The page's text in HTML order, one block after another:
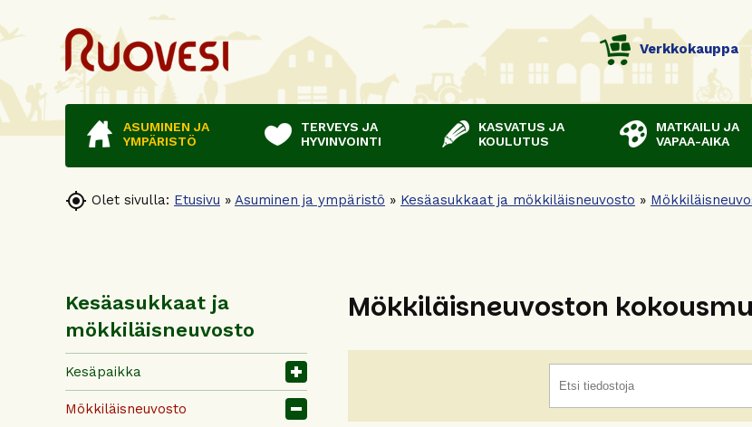
Verkkokauppa
ASUMINEN JA
YMPÄRISTÖ
TERVEYS JA
HYVINVOINTI
KASVATUS JA
KOULUTUS
MATKAILU JA
VAPAA-AIKA
 Olet sivulla: Etusivu » Asuminen ja ympäristö » Kesäasukkaat ja mökkiläisneuvosto »
Kesäasukkaat ja
mökkiläisneuvosto
Kesäpaikka
Mökkiläisneuvosto
Mökkiläisneuvoston